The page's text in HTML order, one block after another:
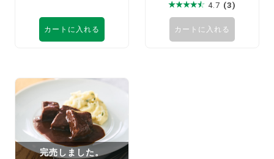
カートに入れる
4.7 (3)
カートに入れる
完売しました。